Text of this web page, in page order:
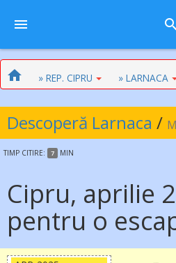
» REP. CIPRU » LARNACA
Descoperă Larnaca /
TIMP CITIRE: 7 MIN
Cipru, aprilie
pentru o